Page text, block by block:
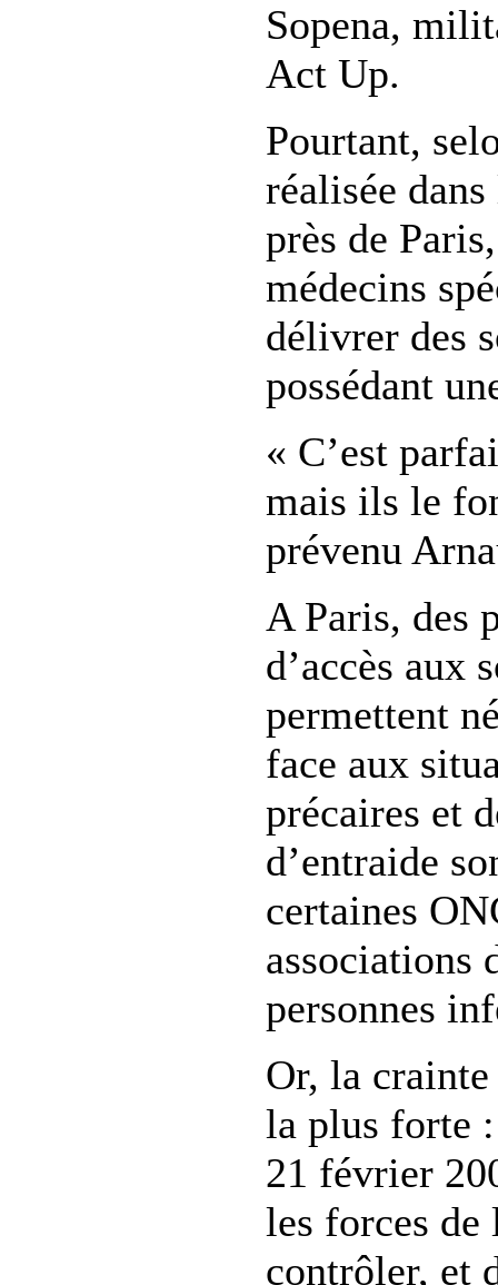
Sopena,
Act Up.
Pourtant,
réalisée
près de
médecins
délivrer des
possédant
« C’est
mais ils le
prévenu
A Paris, des
d’accès aux
permettent
face aux
précaires et
d’entraide
certaines
associations
personnes
Or, la
la plus forte
21 février
les forces de
contrôler, et